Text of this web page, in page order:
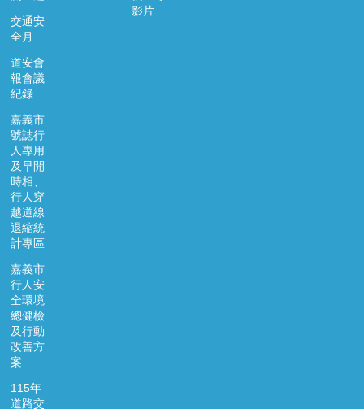
交通安
全月
道安會
報會議
紀錄
嘉義市
號誌行
人專用
及早開
時相、
行人穿
越道線
退縮統
計專區
嘉義市
行人安
全環境
總健檢
及行動
改善方
案
115年
道路交
影片